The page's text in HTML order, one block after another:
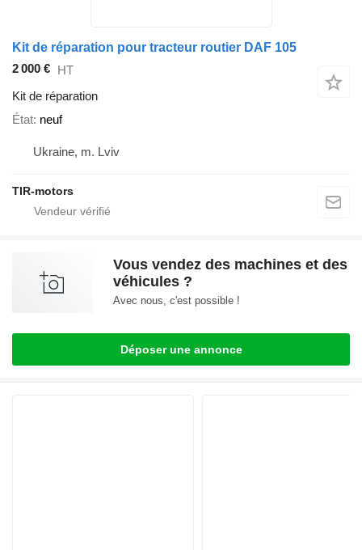
Kit de réparation pour tracteur routier DAF 105
2 000 € HT
Kit de réparation
État neuf
Ukraine, m. Lviv
TIR-motors
Vous vendez des machines et des
véhicules ?
Avec nous, c'est possible !
Déposer une annonce